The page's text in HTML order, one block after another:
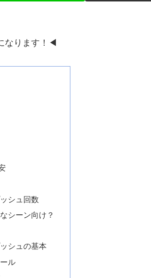
なります！◀
シュ回数
シーン向け？
シュの基本
ル